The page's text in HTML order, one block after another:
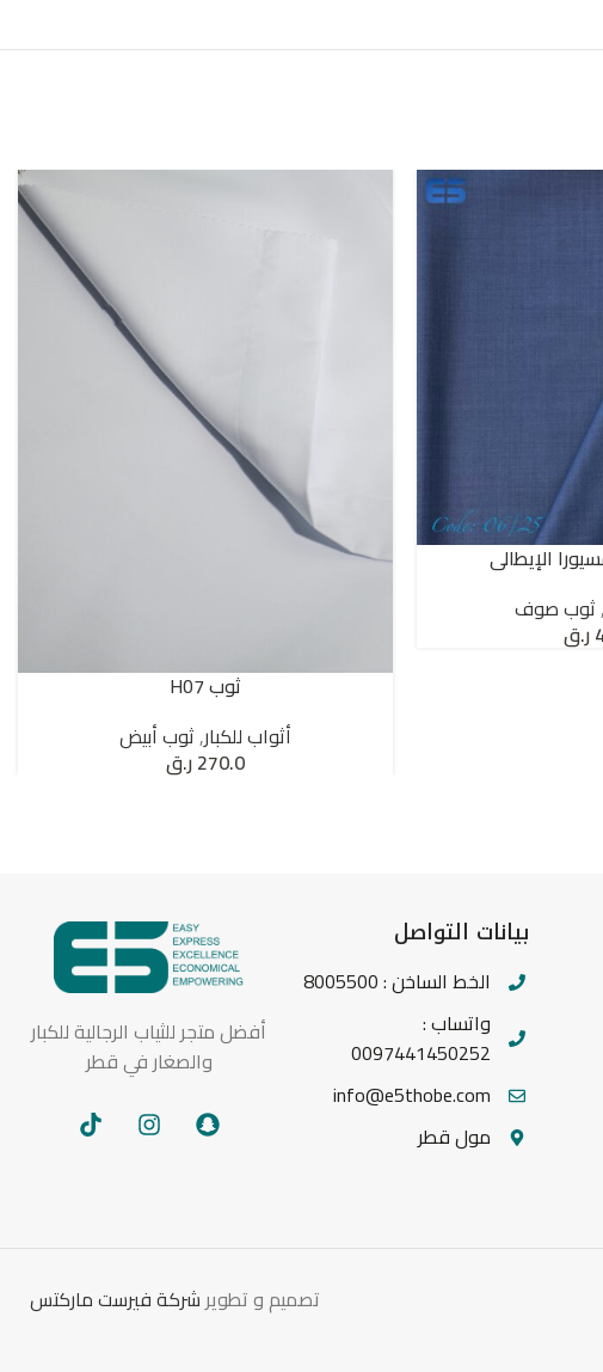
,ثوب صوف
ر.ق
ثوب H07
أثواب للكبار,ثوب أبيض
270.0ر.ق
بيانات التواصل
الخط الساخن : 8005500
واتساب :
0097441450252
info@e5thobe.com
مول قطر
أفضل متجر للثياب الرجالية للكبار
والصغار في قطر
تصميم و تطويرشركة فيرست ماركتس